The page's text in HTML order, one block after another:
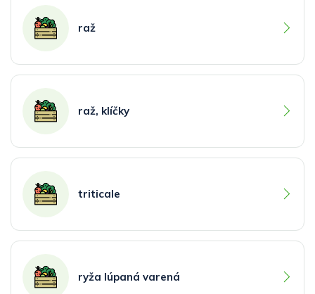
raž
raž, klíčky
triticale
ryža lúpaná varená